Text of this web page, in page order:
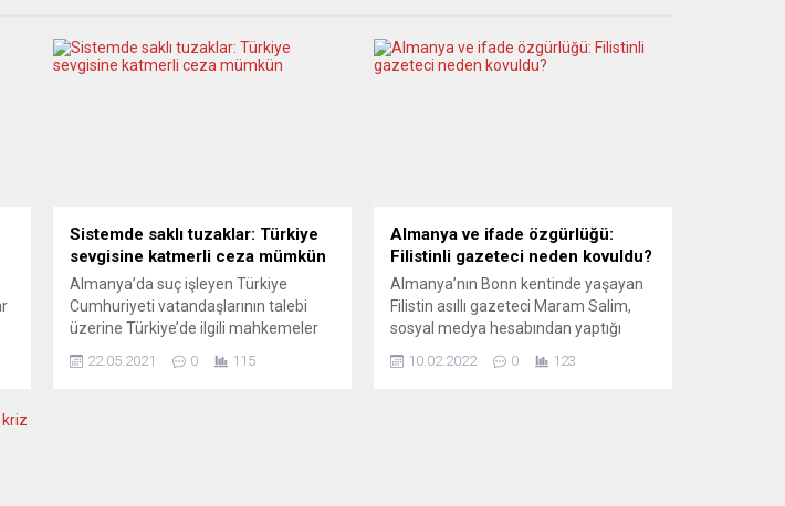
Sistemde saklı tuzaklar: Türkiye
sevgisine katmerli ceza mümkün
Almanya’da suç işleyen Türkiye
Cumhuriyeti vatandaşlarının talebi
üzerine Türkiye’de ilgili mahkemeler
geri kalan kısmını ülkesinde
22.05.2021 0 115
Almanya ve ifade özgürlüğü:
Filistinli gazeteci neden kovuldu?
Almanya’nın Bonn kentinde yaşayan
Filistin asıllı gazeteci Maram Salim,
sosyal medya hesabından yaptığı
olmadığına yönelik eleştirinin
10.02.2022 0 123